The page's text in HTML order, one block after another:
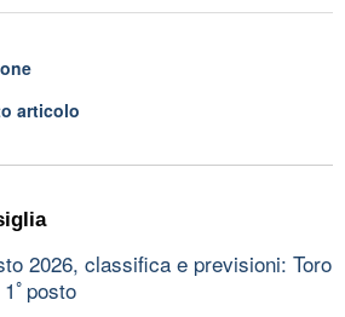
articolo
2026, classifica e previsioni: Toro
ﾟposto